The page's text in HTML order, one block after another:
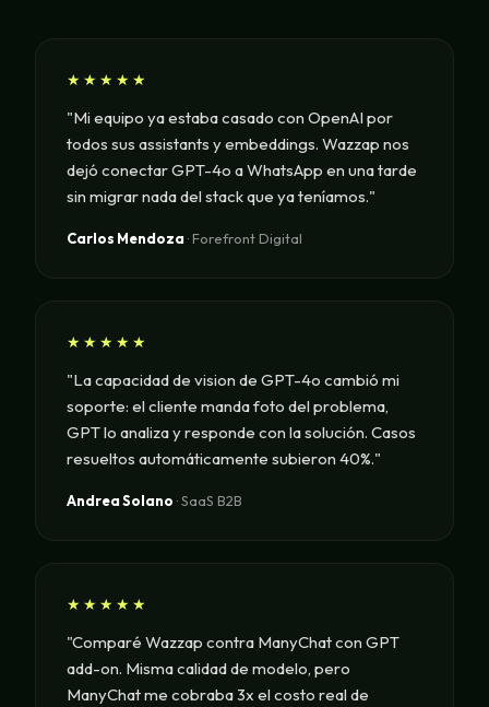
★★★★★
"Mi equipo ya estaba casado con OpenAI por
todos sus assistants y embeddings. Wazzap nos
dejó conectar GPT-4o a WhatsApp en una tarde
sin migrar nada del stack que ya teníamos."
Carlos Mendoza · Forefront Digital
★★★★★
"La capacidad de vision de GPT-4o cambió mi
soporte: el cliente manda foto del problema,
GPT lo analiza y responde con la solución. Casos
resueltos automáticamente subieron 40%."
Andrea Solano · SaaS B2B
★★★★★
"Comparé Wazzap contra ManyChat con GPT
add-on. Misma calidad de modelo, pero
ManyChat me cobraba 3x el costo real de